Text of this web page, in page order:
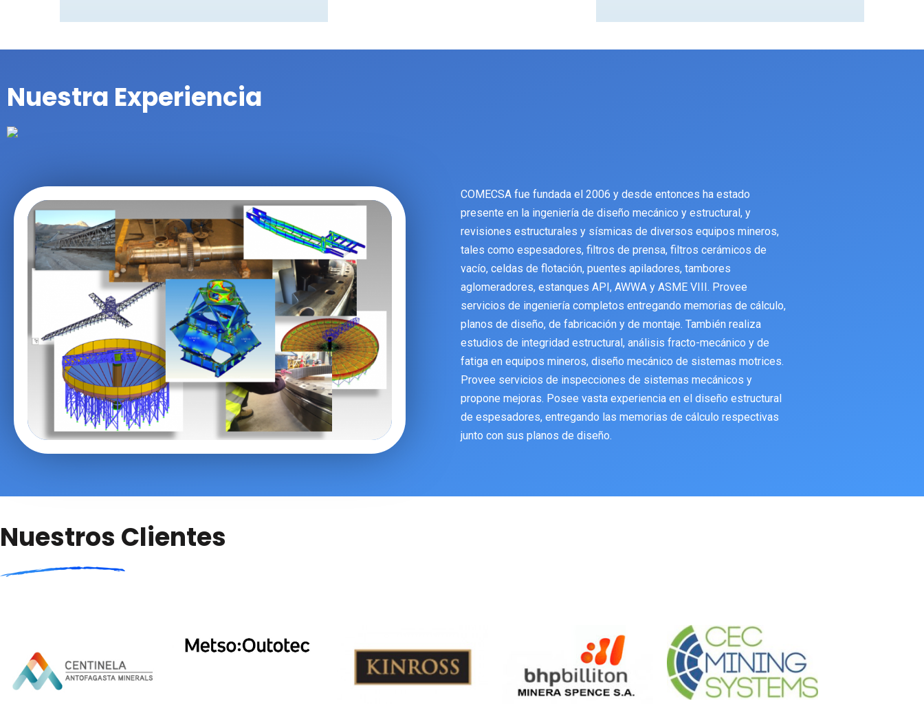
ABOUT
Nuestra Experiencia
COMECSA fue fundada el 2006 y desde entonces ha estado
presente en la ingeniería de diseño mecánico y estructural, y
revisiones estructurales y sísmicas de diversos equipos mineros,
tales como espesadores, filtros de prensa, filtros cerámicos de
vacío, celdas de flotación, puentes apiladores, tambores
aglomeradores, estanques API, AWWA y ASME VIII. Provee
servicios de ingeniería completos entregando memorias de cálculo,
planos de diseño, de fabricación y de montaje. También realiza
estudios de integridad estructural, análisis fracto-mecánico y de
fatiga en equipos mineros, diseño mecánico de sistemas motrices.
Provee servicios de inspecciones de sistemas mecánicos y
propone mejoras. Posee vasta experiencia en el diseño estructural
de espesadores, entregando las memorias de cálculo respectivas
junto con sus planos de diseño.
Nuestros Clientes